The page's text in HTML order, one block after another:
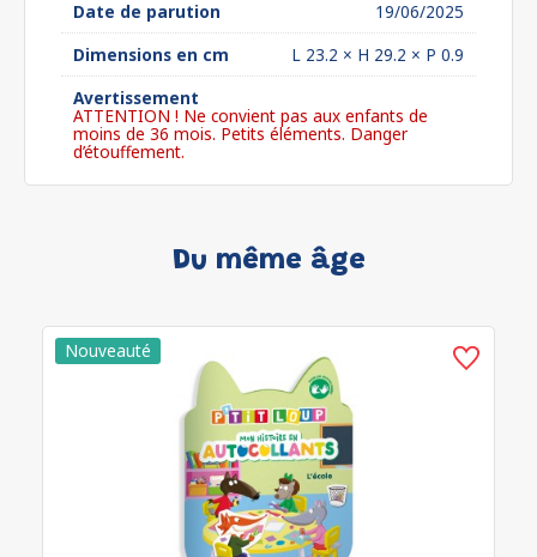
Date de parution
19/06/2025
Dimensions en cm
L 23.2 × H 29.2 × P 0.9
Avertissement
ATTENTION ! Ne convient pas aux enfants de
moins de 36 mois. Petits éléments. Danger
d’étouffement.
Du même âge